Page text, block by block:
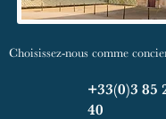
Choisissez-nous comme
+33(0)3 85
40